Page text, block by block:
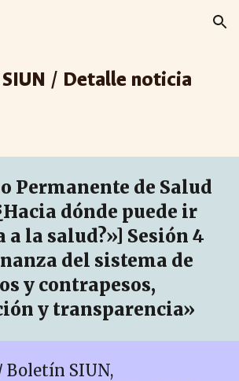
Skip to navigation
/ Detalle noticia
Permanente de Salud
dónde puede ir
a la salud?»] Sesión4
del sistema de
y contrapesos,
y transparencia»
Boletín SIUN,